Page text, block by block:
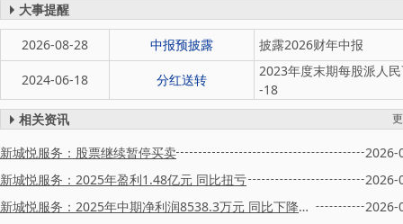
大事提醒
2026-08-28 中报预披露 披露2026财年中报
2024-06-18 分红送转
2023年度末期每股派人
-18
相关资讯
新城悦服务：股票继续暂停买卖
2026-
新城悦服务：2025年盈利1.48亿元 同比扭亏
2026-
新城悦服务：2025年中期净利润8538.3万元 同比下降71.69%
2026-